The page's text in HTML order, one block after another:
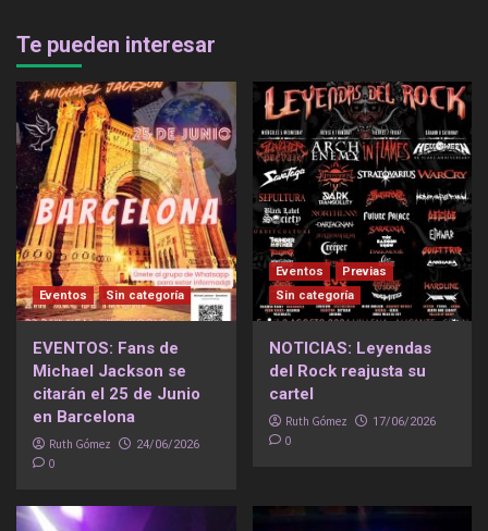
entradas
Te pueden interesar
Eventos Sin categoría
EVENTOS: Fans de
Michael Jackson se
citarán el 25 de Junio
en Barcelona
Ruth Gómez 24/06/2026
0
Eventos
Previas
Sin categoría
NOTICIAS: Leyendas
del Rock reajusta su
cartel
Ruth Gómez 17/06/2026
0